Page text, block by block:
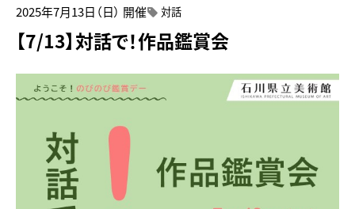
2025年7月13日（日） 開催 対話
【7/13】対話で！作品鑑賞会
繁體中文